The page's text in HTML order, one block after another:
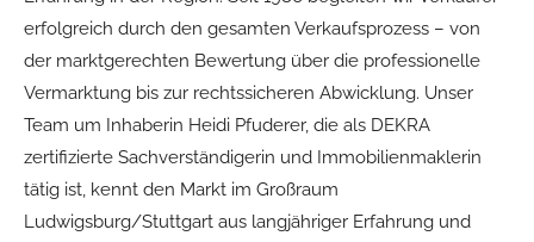
erfolgreich durch den gesamten Verkaufsprozess – von
der marktgerechten Bewertung über die professionelle
Vermarktung bis zur rechtssicheren Abwicklung. Unser
Team um Inhaberin Heidi Pfuderer, die als DEKRA
zertifizierte Sachverständigerin und Immobilienmaklerin
tätig ist, kennt den Markt im Großraum
Ludwigsburg/Stuttgart aus langjähriger Erfahrung und